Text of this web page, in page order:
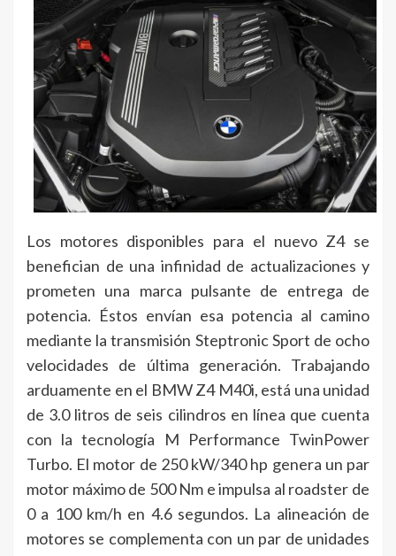
Los motores disponibles para el nuevo Z4 se
benefician de una infinidad de actualizaciones y
prometen una marca pulsante de entrega de
potencia. Éstos envían esa potencia al camino
mediante la transmisión Steptronic Sport de ocho
velocidades de última generación. Trabajando
arduamente en el BMW Z4 M40i, está una unidad
de 3.0 litros de seis cilindros en línea que cuenta
con la tecnología M Performance TwinPower
Turbo. El motor de 250 kW/340 hp genera un par
motor máximo de 500 Nm e impulsa al roadster de
0 a 100 km/h en 4.6 segundos. La alineación de
motores se complementa con un par de unidades